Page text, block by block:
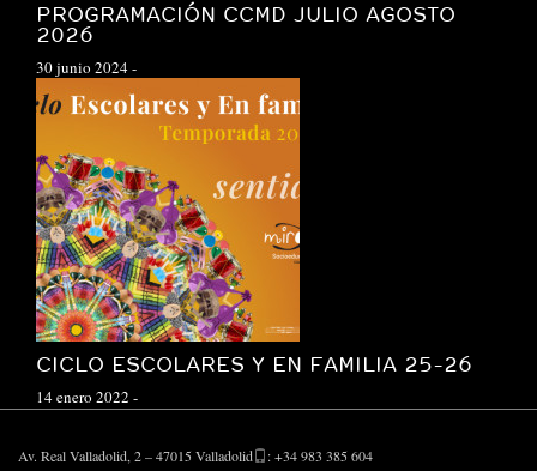
PROGRAMACIÓN CCMD JULIO AGOSTO
2026
30 junio 2024-
CICLO ESCOLARES Y EN FAMILIA 25-26
14 enero 2022 -
Av. Real Valladolid, 2 – 47015 Valladolid : +34 983 385 604